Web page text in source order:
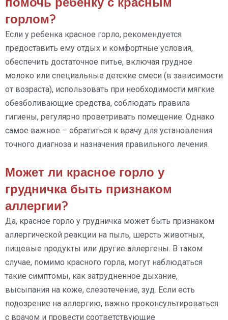
горлом?
Если у ребенка красное горло, рекомендуется
предоставить ему отдых и комфортные условия,
обеспечить достаточное питье, включая грудное
молоко или специальные детские смеси (в зависимости
от возраста), использовать при необходимости мягкие
обезболивающие средства, соблюдать правила
гигиены, регулярно проветривать помещение. Однако
самое важное – обратиться к врачу для установления
точного диагноза и назначения правильного лечения.
Может ли красное горло у
грудничка быть признаком
аллергии?
Да, красное горло у грудничка может быть признаком
аллергической реакции на пыль, шерсть животных,
пищевые продукты или другие аллергены. В таком
случае, помимо красного горла, могут наблюдаться
такие симптомы, как затрудненное дыхание,
высыпания на коже, слезотечение, зуд. Если есть
подозрение на аллергию, важно проконсультироваться
с врачом и провести соответствующие